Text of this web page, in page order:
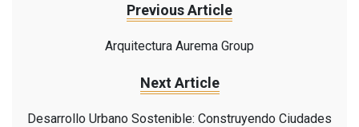
Previous Article
Arquitectura Aurema Group
Next Article
Desarrollo Urbano Sostenible: Construyendo Ciudades